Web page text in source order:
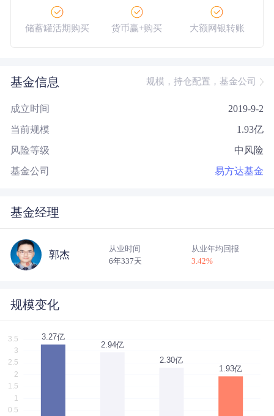
储蓄罐活期购买 货币赢+购买 大额网银转账
基金信息 规模，持仓配置，基金公司
成立时间 2019-9-2
当前规模 1.93亿
风险等级 中风险
基金公司 易方达基金
基金经理
郭杰
从业时间
6年337天
从业年均回报
3.42%
规模变化